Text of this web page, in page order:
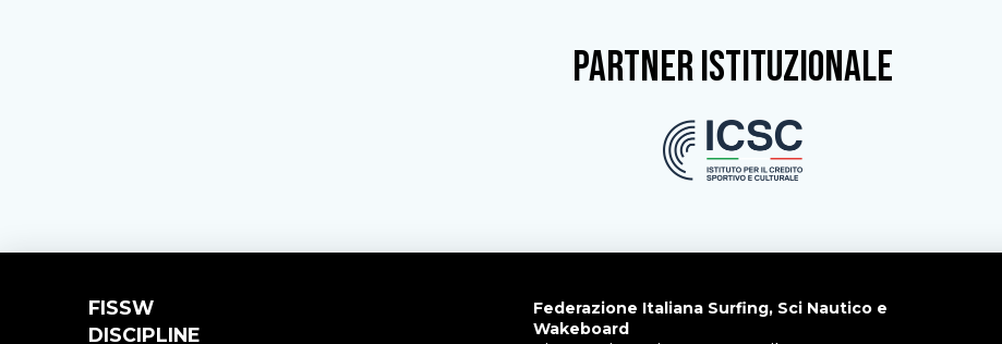
partner istituzionale
FISSW
DISCIPLINE
Federazione Italiana Surfing, Sci Nautico e
Wakeboard